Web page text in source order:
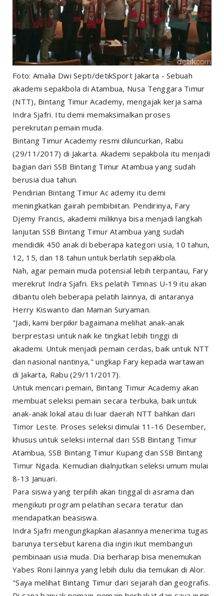
Foto: Amalia Dwi Septi/detikSport Jakarta - Sebuah
akademi sepakbola di Atambua, Nusa Tenggara Timur
(NTT), Bintang Timur Academy, mengajak kerja sama
Indra Sjafri. Itu demi memaksimalkan proses
perekrutan pemain muda.
Bintang Timur Academy resmi diluncurkan, Rabu
(29/11/2017) di Jakarta. Akademi sepakbola itu menjadi
bagian dari SSB Bintang Timur Atambua yang sudah
berusia dua tahun.
Pendirian Bintang Timur Ac ademy itu demi
meningkatkan gairah pembibiitan. Pendirinya, Fary
Djemy Francis, akademi miliknya bisa menjadi langkah
lanjutan SSB Bintang Timur Atambua yang sudah
mendidik 450 anak di beberapa kategori usia, 10 tahun,
12, 15, dan 18 tahun untuk berlatih sepakbola.
Nah, agar pemain muda potensial lebih terpantau, Fary
merekrut Indra Sjafri. Eks pelatih Timnas U-19 itu akan
dibantu oleh beberapa pelatih lainnya, di antaranya
Herry Kiswanto dan Maman Suryaman.
"Jadi, kami berpikir bagaimana melihat anak-anak
berprestasi untuk naik ke tingkat lebih tinggi di
akademi. Untuk menjadi pemain cerdas, baik untuk NTT
dan nasional nantinya," ungkap Fary kepada wartawan
di Jakarta, Rabu (29/11/2017).
Untuk mencari pemain, Bintang Timur Academy akan
membuat seleksi pemain secara terbuka, baik untuk
anak-anak lokal atau di luar daerah NTT bahkan dari
Timor Leste. Proses seleksi dimulai 11-16 Desember,
khusus untuk seleksi internal dari SSB Bintang Timur
Atambua, SSB Bintang Timur Kupang dan SSB Bintang
Timur Ngada. Kemudian dialnjutkan seleksi umum mulai
8-13 Januari.
Para siswa yang terpilih akan tinggal di asrama dan
mengikuti program pelatihan secara teratur dan
mendapatkan beasiswa.
Indra Sjafri mengungkapkan alasannya menerima tugas
barunya tersebut karena dia ingin ikut membangun
pembinaan usia muda. Dia berharap bisa menemukan
Yabes Roni lainnya yang lebih dulu dia temukan di Alor.
"Saya melihat Bintang Timur dari sejarah dan geografis.